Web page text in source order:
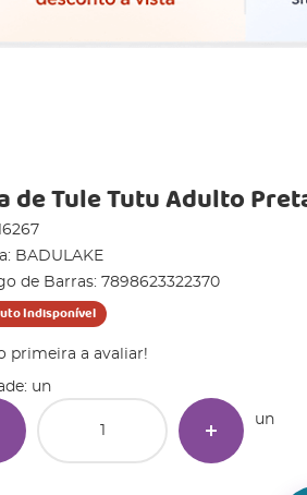
de Tule Tutu Adulto
16267
BADULAKE
de Barras: 7898623322370
Indisponível
primeira a avaliar!
un
un